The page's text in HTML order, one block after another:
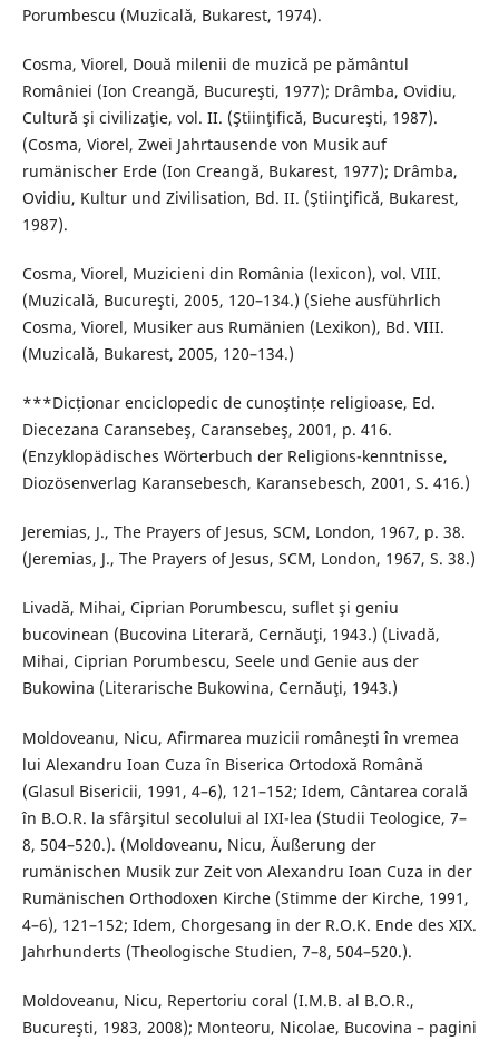
Porumbescu (Muzicală, Bukarest, 1974).
Cosma, Viorel, Două milenii de muzică pe pământul
României (Ion Creangă, Bucureşti, 1977); Drâmba, Ovidiu,
Cultură şi civilizaţie, vol. II. (Ştiinţifică, Bucureşti, 1987).
(Cosma, Viorel, Zwei Jahrtausende von Musik auf
rumänischer Erde (Ion Creangă, Bukarest, 1977); Drâmba,
Ovidiu, Kultur und Zivilisation, Bd. II. (Ştiinţifică, Bukarest,
1987).
Cosma, Viorel, Muzicieni din România (lexicon), vol. VIII.
(Muzicală, Bucureşti, 2005, 120–134.) (Siehe ausführlich
Cosma, Viorel, Musiker aus Rumänien (Lexikon), Bd. VIII.
(Muzicală, Bukarest, 2005, 120–134.)
***Dicționar enciclopedic de cunoştințe religioase, Ed.
Diecezana Caransebeş, Caransebeş, 2001, p. 416.
(Enzyklopädisches Wörterbuch der Religions-kenntnisse,
Diozösenverlag Karansebesch, Karansebesch, 2001, S. 416.)
Jeremias, J., The Prayers of Jesus, SCM, London, 1967, p. 38.
(Jeremias, J., The Prayers of Jesus, SCM, London, 1967, S. 38.)
Livadă, Mihai, Ciprian Porumbescu, suflet şi geniu
bucovinean (Bucovina Literară, Cernăuţi, 1943.) (Livadă,
Mihai, Ciprian Porumbescu, Seele und Genie aus der
Bukowina (Literarische Bukowina, Cernăuţi, 1943.)
Moldoveanu, Nicu, Afirmarea muzicii româneşti în vremea
lui Alexandru Ioan Cuza în Biserica Ortodoxă Română
(Glasul Bisericii, 1991, 4–6), 121–152; Idem, Cântarea corală
în B.O.R. la sfârşitul secolului al IXI-lea (Studii Teologice, 7–
8, 504–520.). (Moldoveanu, Nicu, Äußerung der
rumänischen Musik zur Zeit von Alexandru Ioan Cuza in der
Rumänischen Orthodoxen Kirche (Stimme der Kirche, 1991,
4–6), 121–152; Idem, Chorgesang in der R.O.K. Ende des XIX.
Jahrhunderts (Theologische Studien, 7–8, 504–520.).
Moldoveanu, Nicu, Repertoriu coral (I.M.B. al B.O.R.,
Bucureşti, 1983, 2008); Monteoru, Nicolae, Bucovina – pagini